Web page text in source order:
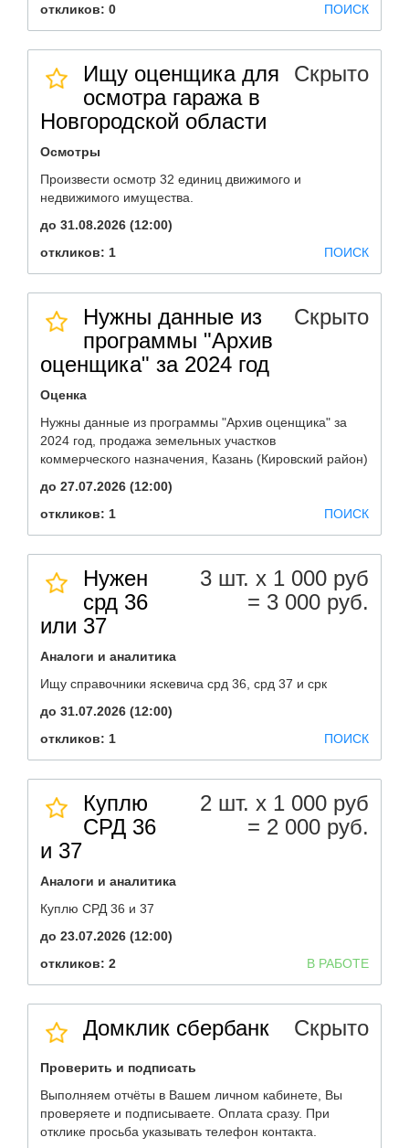
откликов: 0
ПОИСК
Ищу оценщика для
осмотра гаража в
Новгородской области
Скрыто
Осмотры
Произвести осмотр 32 единиц движимого и
недвижимого имущества.
до 31.08.2026 (12:00)
откликов: 1
ПОИСК
Нужны данные из
программы "Архив
оценщика" за 2024 год
Скрыто
Оценка
Нужны данные из программы "Архив оценщика" за
2024 год, продажа земельных участков
коммерческого назначения, Казань (Кировский район)
до 27.07.2026 (12:00)
откликов: 1
ПОИСК
Нужен
срд 36
или 37
3 шт. х 1 000 руб
= 3 000 руб.
Аналоги и аналитика
Ищу справочники яскевича срд 36, срд 37 и срк
до 31.07.2026 (12:00)
откликов: 1
ПОИСК
Куплю
СРД 36
и 37
2 шт. х 1 000 руб
= 2 000 руб.
Аналоги и аналитика
Куплю СРД 36 и 37
до 23.07.2026 (12:00)
откликов: 2
В РАБОТЕ
Домклик сбербанк Скрыто
Проверить и подписать
Выполняем отчёты в Вашем личном кабинете, Вы
проверяете и подписываете. Оплата сразу. При
отклике просьба указывать телефон контакта.